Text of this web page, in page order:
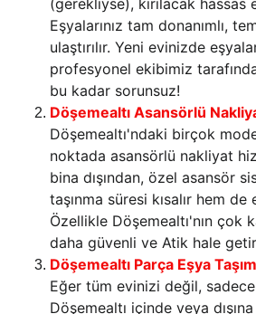
(gerekliyse), kırılacak hassas
Eşyalarınız tam donanımlı,
ulaştırılır. Yeni evinizde
profesyonel ekibimiz
bu kadar sorunsuz!
Döşemealtı Asansörlü
Döşemealtı'ndaki birçok
noktada asansörlü nakliyat
bina dışından, özel asansör
taşınma süresi kısalır hem
Özellikle Döşemealtı'nın çok
daha güvenli ve Atik hale
Döşemealtı Parça Eşya
Eğer tüm evinizi değil,
Döşemealtı içinde veya